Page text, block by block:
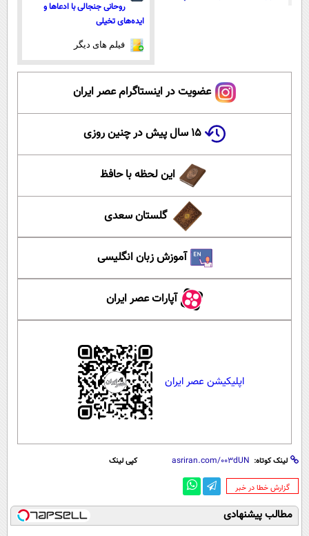
روحانی جنجالی با ادعاها و
ایده‌های تخیلی
فیلم های دیگر
عضویت در اینستاگرام عصر ایران
۱۵ سال پیش در چنین روزی
این لحظه با حافظ
گلستان سعدی
آموزش زبان انگلیسی
آپارات عصر ایران
اپلیکیشن عصر ایران
لینک کوتاه: کپی لینک
‌گزارش خطا در خبر
مطالب پیشنهادی